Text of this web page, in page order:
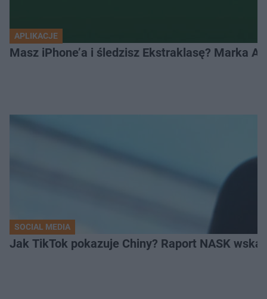
APLIKACJE
Masz iPhone’a i śledzisz Ekstraklasę? Marka
SOCIAL MEDIA
Jak TikTok pokazuje Chiny? Raport NASK